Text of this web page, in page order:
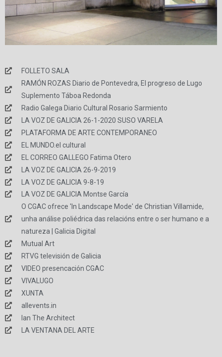
FOLLETO SALA
RAMÓN ROZAS Diario de Pontevedra, El progreso de Lugo
Suplemento Táboa Redonda
Radio Galega Diario Cultural Rosario Sarmiento
LA VOZ DE GALICIA 26-1-2020 SUSO VARELA
PLATAFORMA DE ARTE CONTEMPORANEO
EL MUNDO.el cultural
EL CORREO GALLEGO Fatima Otero
LA VOZ DE GALICIA 26-9-2019
LA VOZ DE GALICIA 9-8-19
LA VOZ DE GALICIA Montse García
O CGAC ofrece 'In Landscape Mode' de Christian Villamide,
unha análise poliédrica das relacións entre o ser humano e a
natureza | Galicia Digital
Mutual Art
RTVG televisión de Galicia
VIDEO presencación CGAC
VIVALUGO
XUNTA
allevents.in
Ian The Architect
LA VENTANA DEL ARTE